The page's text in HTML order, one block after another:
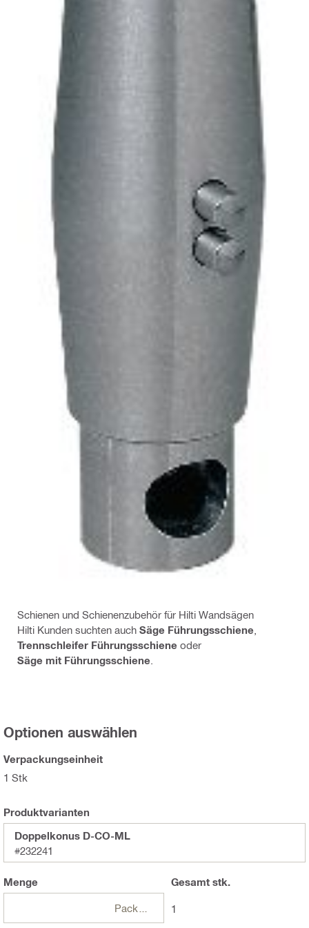
Schienen und Schienenzubehör für Hilti Wandsägen
Hilti Kunden suchten auch Säge Führungsschiene
Trennschleifer Führungsschiene oder
Säge mit Führungsschiene
Optionen auswählen
Verpackungseinheit
1 Stk
Produktvarianten
Doppelkonus D-CO-ML
#232241
Menge
Packungen
Gesamtstk.
1